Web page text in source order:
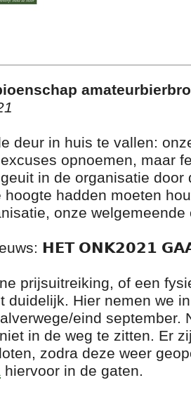
deur in huis te vallen:
opnoemen, maar
in de organisatie
hadden moeten
onze
nieuws: 𝗛𝗘𝗧 𝗢𝗡𝗞𝟮𝟬𝟮𝟭
prijsuitreiking, of een
duidelijk. Hier nemen we
eind
in de weg te zitten. Er
zodra deze weer
hiervoor in de gaten.